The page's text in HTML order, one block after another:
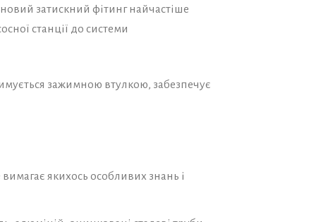
затискний фітинг найчастіше
станції до системи
зажимною втулкою, забезпечує
якихось особливих знань і